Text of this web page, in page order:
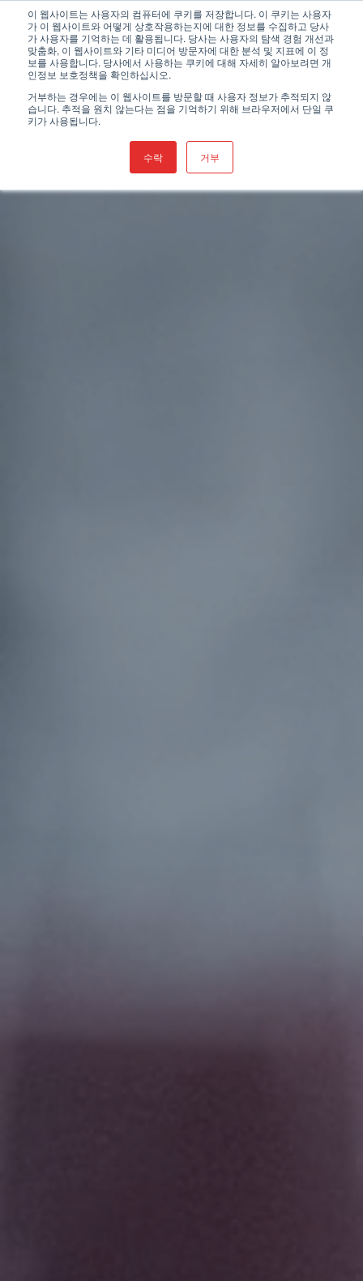
이 웹사이트는 사용자의 컴퓨터에 쿠키를 저장합니다. 이 쿠키는 사용자
가 이 웹사이트와 어떻게 상호작용하는지에 대한 정보를 수집하고 당사
가 사용자를 기억하는 데 활용됩니다. 당사는 사용자의 탐색 경험 개선과
맞춤화, 이 웹사이트와 기타 미디어 방문자에 대한 분석 및 지표에 이 정
보를 사용합니다. 당사에서 사용하는 쿠키에 대해 자세히 알아보려면 개
인정보 보호정책을 확인하십시오.
거부하는 경우에는 이 웹사이트를 방문할 때 사용자 정보가 추적되지 않
습니다. 추적을 원치 않는다는 점을 기억하기 위해 브라우저에서 단일 쿠
키가 사용됩니다.
수락 거부
content